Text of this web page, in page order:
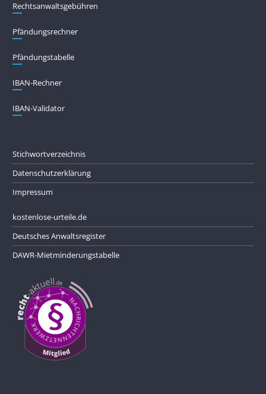
Rechtsanwaltsgebühren
Pfändungs­rechner
Pfändungs­tabelle
IBAN-Rechner
IBAN-Validator
Stichwortverzeichnis
Datenschutzerklärung
Impressum
kostenlose-urteile.de
Deutsches Anwaltsregister
DAWR-Mietminderungstabelle